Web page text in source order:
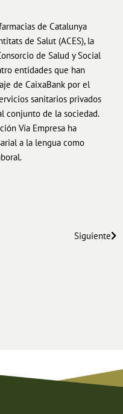
de Catalunya
de Salut (ACES), la
de Salud y Social
entidades que han
de CaixaBank por el
sanitarios privados
conjunto de la sociedad.
Vía Empresa ha
a la lengua como
Siguiente